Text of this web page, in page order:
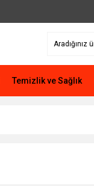
Temizlik ve Sağlık